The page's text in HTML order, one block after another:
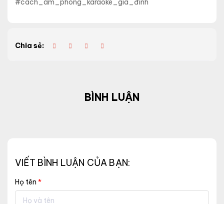
#cách_âm_phòng_karaoke_gia_đình
Chia sẻ:
BÌNH LUẬN
VIẾT BÌNH LUẬN CỦA BẠN:
Họ tên *